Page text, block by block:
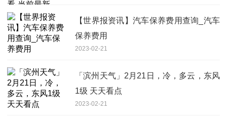
【世界报资讯】汽车保养费用查询_汽车
保养费用
2023-02-21
「滨州天气」2月21日，冷，多云，东风
1级 天天看点
2023-02-21